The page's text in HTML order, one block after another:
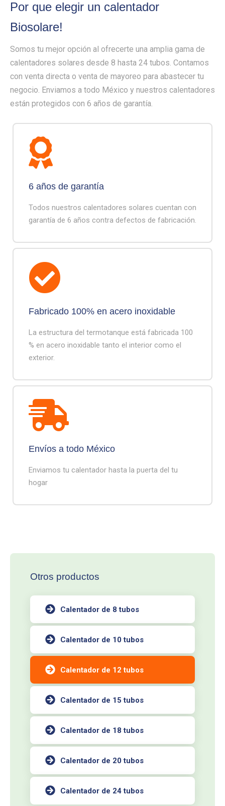
Otros productos
Calentador de 8 tubos
Calentador de 10 tubos
Calentador de 12 tubos
Calentador de 15 tubos
Calentador de 18 tubos
Calentador de 20 tubos
Calentador de 24 tubos
Por que elegir un calentador
Biosolare!
Somos tu mejor opción al ofrecerte una amplia gama de
calentadores solares desde 8 hasta 24 tubos. Contamos
con venta directa o venta de mayoreo para abastecer tu
negocio. Enviamos a todo México y nuestros calentadores
están protegidos con 6 años de garantía.
6 años de garantía
Todos nuestros calentadores solares cuentan con
garantía de 6 años contra defectos de fabricación.
Fabricado 100% en acero inoxidable
La estructura del termotanque está fabricada 100
% en acero inoxidable tanto el interior como el
exterior.
Envíos a todo México
Enviamos tu calentador hasta la puerta del tu
hogar